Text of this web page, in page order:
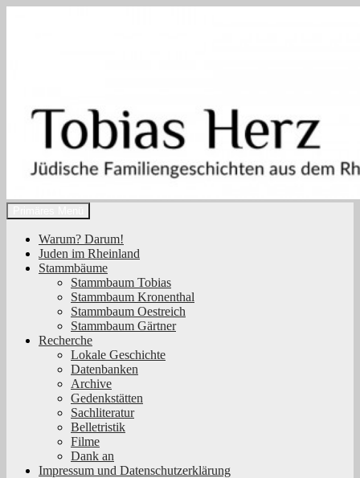
Tobias Herz
Suchen
Warum? Darum!
Juden im Rheinland
Stammbäume
Stammbaum Tobias
Stammbaum Kronenthal
Stammbaum Oestreich
Stammbaum Gärtner
Recherche
Lokale Geschichte
Datenbanken
Archive
Gedenkstätten
Sachliteratur
Belletristik
Filme
Dank an
Impressum und Datenschutzerklärung